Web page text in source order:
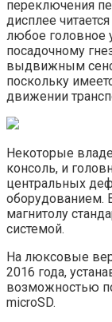
переключения
дисплее
любое головное
посадочному
выдвижным
поскольку
движении
Некоторые
консоль, и
центральных
оборудованием.
магнитолу
системой.
На люксовые
2016 года,
возможностью
microSD.